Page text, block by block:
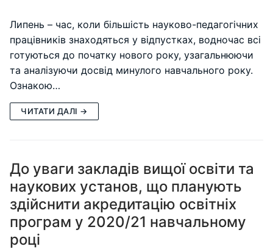
Липень – час, коли більшість науково-педагогічних
працівників знаходяться у відпустках, водночас всі
готуються до початку нового року, узагальнюючи
та аналізуючи досвід минулого навчального року.
Ознакою…
ЧИТАТИ ДАЛІ →
До уваги закладів вищої освіти та
наукових установ, що планують
здійснити акредитацію освітніх
програм у 2020/21 навчальному
році